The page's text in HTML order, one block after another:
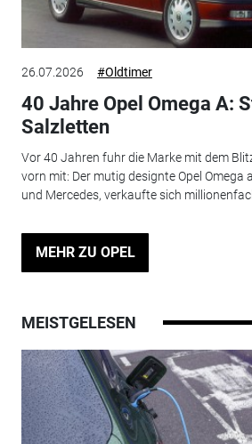
26.07.2026 #Oldtimer
40 Jahre Opel Omega A:
Salzletten
Vor 40 Jahren fuhr die Marke mit dem
vorn mit: Der mutig designte Opel Omega
und Mercedes, verkaufte sich
MEHR ZU OPEL
MEISTGELESEN